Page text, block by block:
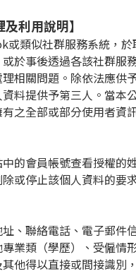
利用說明】
或類似社群服務系統，
於事後透過各該社群服
相關問題。除依法應供
料提供予第三人。當本
之全部或部分使用者資
的會員帳號查看授權的
或停止該個人資料的要
、聯絡電話、電子郵件
業類（學歷）、受僱情
他得以直接或間接識別